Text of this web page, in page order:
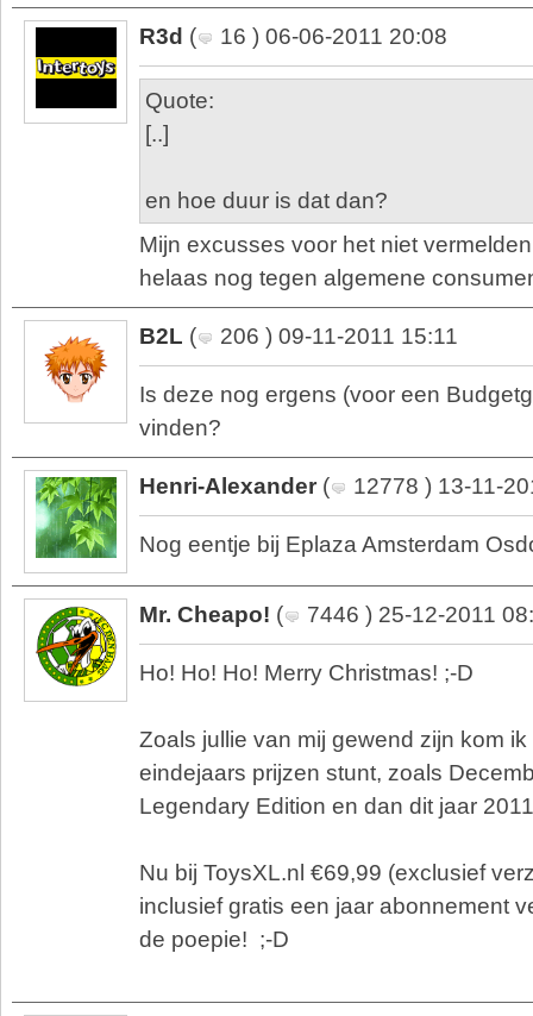
R3d ( 16 ) 06-06-2011 20:08
Quote:
[..]
en hoe duur is dat dan?
Mijn excusses voor het niet
helaas nog tegen algemene
B2L ( 206 ) 09-11-2011 15:11
Is deze nog ergens (voor een
vinden?
Henri-Alexander ( 12778 ) 13-11-
Nog eentje bij Eplaza Amsterdam
Mr. Cheapo! ( 7446 ) 25-12-2011
Ho! Ho! Ho! Merry Christmas! ;-D
Zoals jullie van mij gewend zijn kom
eindejaars prijzen stunt, zoals
Legendary Edition en dan dit jaar
Nu bij ToysXL.nl €69,99 (exclusief
inclusief gratis een jaar abonnement
de poepie! ;-D